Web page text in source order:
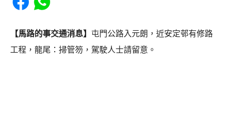
【馬路的事交通消息】 屯門公路入元朗，近安定邨有修路
工程，龍尾：掃管笏，駕駛人士請留意。